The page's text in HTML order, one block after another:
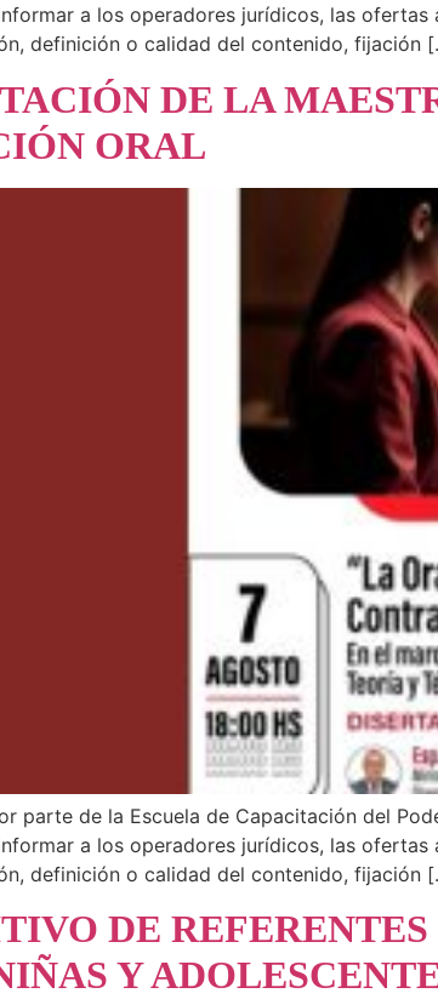
a los operadores jurídicos, las
definición o calidad del contenido, fijación
DE LA
ORAL
parte de la Escuela de Capacitación del
a los operadores jurídicos, las
definición o calidad del contenido, fijación
DE
Y